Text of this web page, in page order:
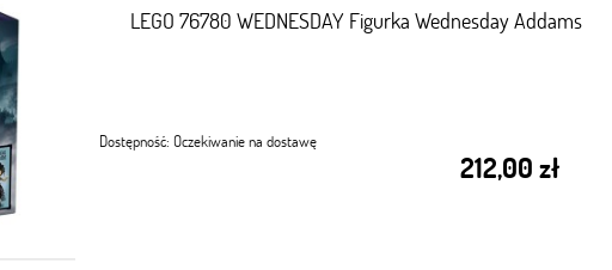
LEGO 76780 WEDNESDAY Figurka Wednesday Addams
Dostępność: Oczekiwanie na dostawę
212,00 zł